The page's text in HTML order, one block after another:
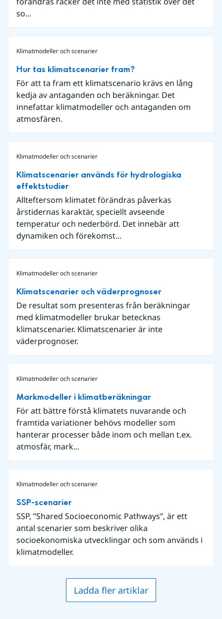
so...
Klimatmodeller och scenarier
Hur tas klimatscenarier fram?
För att ta fram ett klimatscenario krävs en lång
kedja av antaganden och beräkningar. Det
innefattar klimatmodeller och antaganden om
atmosfären.
Klimatmodeller och scenarier
Klimatscenarier används för hydrologiska
effektstudier
Allteftersom klimatet förändras påverkas
årstidernas karaktär, speciellt avseende
temperatur och nederbörd. Det innebär att
dynamiken och förekomst...
Klimatmodeller och scenarier
Klimatscenarier och väderprognoser
De resultat som presenteras från beräkningar
med klimatmodeller brukar betecknas
klimatscenarier. Klimatscenarier är inte
väderprognoser.
Klimatmodeller och scenarier
Markmodeller i klimatberäkningar
För att bättre förstå klimatets nuvarande och
framtida variationer behövs modeller som
hanterar processer både inom och mellan t.ex.
atmosfär, mark...
Klimatmodeller och scenarier
SSP-scenarier
SSP, ”Shared Socioeconomic Pathways”, är ett
antal scenarier som beskriver olika
socioekonomiska utvecklingar och som används i
klimatmodeller.
Ladda fler artiklar